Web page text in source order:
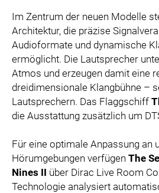
SUPERUM
MEDIA
PRESSEBILDER
PRESSEKONTAKT
Im Zentrum der neuen Modelle
Architektur, die präzise
Audioformate und dynamische
ermöglicht. Die Lautsprecher
Atmos und erzeugen damit eine
dreidimensionale Klangbühne –
Lautsprechern. Das Flaggschiff
die Ausstattung zusätzlich um
Für eine optimale Anpassung an
Hörumgebungen verfügen The
Nines II über Dirac Live Room
Technologie analysiert